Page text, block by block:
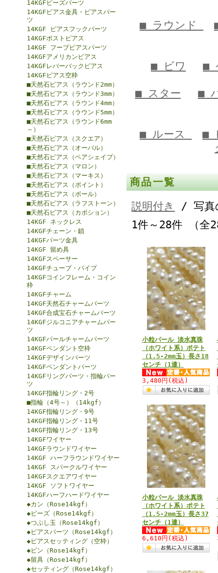
14KGFビーズパーツ
14KGFピアス金具・ピアスパー
ツ
14KGF ピアスフックパーツ
14KGFポストピアス
14KGF フープピアスパーツ
14KGFアメリカンピアス
14KGFレバーバックピアス
14KGFピアス空枠
■天然石ピアス（ラウンド2mm）
■天然石ピアス（ラウンド3mm）
■天然石ピアス（ラウンド4mm）
■天然石ピアス（ラウンド5mm）
■天然石ピアス（ラウンド6mm
～）
■天然石ピアス（スクエア）
■天然石ピアス（オーバル）
■天然石ピアス（ペアシェイプ）
■天然石ピアス（マロン）
■天然石ピアス（マーキス）
■天然石ピアス（ポイント）
■天然石ピアス（ボール）
■天然石ピアス（ラフストーン）
■天然石ピアス（カボション）
14KGF ネックレス
14KGFチェーン・鎖
14KGFパーツ金具
14KGF 留め具
14KGFスペーサー
14KGFチューブ・パイプ
14KGFコインフレーム・コイン
枠
14KGFチャーム
14KGF天然石チャームパーツ
14KGF合成宝石チャームパーツ
14KGFジルコニアチャームパー
ツ
14KGFパールチャームパーツ
14KGFペンダント空枠
14KGFデザインパーツ
14KGFペンダントパーツ
14KGFリングパーツ・指輪パー
ツ
14KGF指輪リング・2号
■指輪（4号～）（14kgf）
14KGF指輪リング・9号
14KGF指輪リング・11号
14KGF指輪リング・13号
14KGFワイヤー
14KGFラウンドワイヤー
14KGF ハーフラウンドワイヤー
14KGF スパークルワイヤー
14KGFスクエアワイヤー
14KGF ソフトワイヤー
14KGFハーフハードワイヤー
◆カン（Rose14kgf）
◆ビーズ（Rose14kgf）
◆つぶし玉（Rose14kgf）
◆ピアスパーツ（Rose14kgf）
◆ピアスセッティング（空枠）
◆ピン（Rose14kgf）
◆留具（Rose14kgf）
◆セッティング（Rose14kgf）
■ ラウンド
■ ビワ ■
■ スター ■
■ ルース
■
商品一覧
説明付き
/ 写真
1件～28件 （全
小粒パール 淡水真珠
（ホワイト系）ポテト
（1.5-2mm玉）長さ18
センチ（1連）
3,480円 (税込)
小粒パール 淡水真珠
（ホワイト系）ポテト
（1.5-2mm玉）長さ37
センチ（1連）
6,610円 (税込)